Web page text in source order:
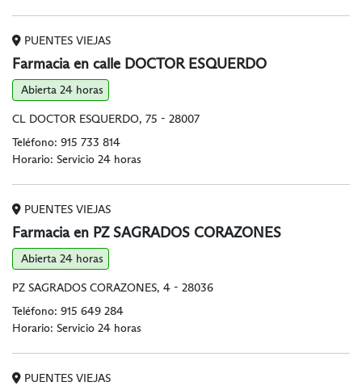
PUENTES VIEJAS
Farmacia en calle DOCTOR ESQUERDO
Abierta 24 horas
CL DOCTOR ESQUERDO, 75 - 28007
Teléfono: 915 733 814
Horario: Servicio 24 horas
PUENTES VIEJAS
Farmacia en PZ SAGRADOS CORAZONES
Abierta 24 horas
PZ SAGRADOS CORAZONES, 4 - 28036
Teléfono: 915 649 284
Horario: Servicio 24 horas
PUENTES VIEJAS